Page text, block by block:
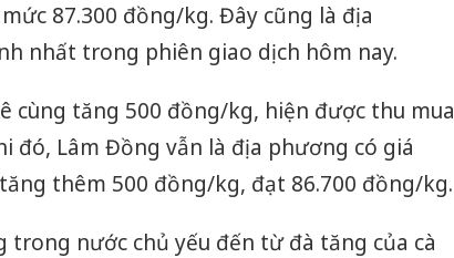
87.300 đồng/kg. Đây cũng là địa
nhất trong phiên giao dịch hôm nay.
cùng tăng 500 đồng/kg, hiện được thu mua
đó, Lâm Đồng vẫn là địa phương có giá
thêm 500 đồng/kg, đạt 86.700 đồng/kg.
trong nước chủ yếu đến từ đà tăng của cà